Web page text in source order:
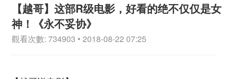
【越哥】这部R级电影，好看的绝不仅仅是女
神！《永不妥协》
觀看次數: 734903 • 2018-08-22 07:25